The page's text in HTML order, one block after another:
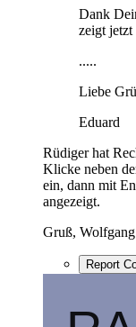
Dank
zeigt jetzt
.....
Liebe
Eduard
Rüdiger hat
Klicke neben
ein, dann mit
angezeigt.
Gruß, Wolfgang
Report